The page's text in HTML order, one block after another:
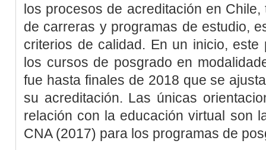
los procesos de acreditación en
de carreras y programas de estudio,
criterios de calidad. En un inicio,
los cursos de posgrado en
fue hasta finales de 2018 que se
su acreditación. Las únicas
relación con la educación virtual son
CNA (2017) para los programas de